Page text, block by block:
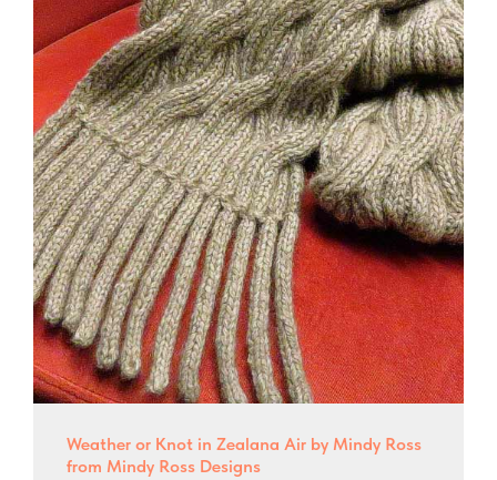
Weather or Knot in Zealana Air by Mindy Ross
from Mindy Ross Designs